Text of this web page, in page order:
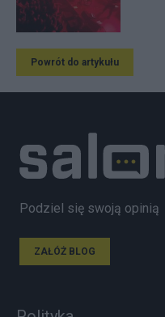
Powrót do artykułu
Podziel się swoją opinią
ZAŁÓŻ BLOG